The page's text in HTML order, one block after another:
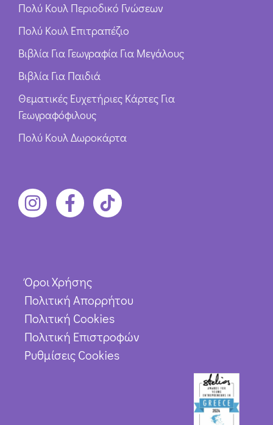
Πολύ Κουλ Περιοδικό Γνώσεων
Πολύ Κουλ Επιτραπέζιο
Βιβλία Για Γεωγραφία Για Μεγάλους
Βιβλία Για Παιδιά
Θεματικές Ευχετήριες Κάρτες Για
Γεωγραφόφιλους
Πολύ Κουλ Δωροκάρτα
Όροι Χρήσης
Πολιτική Απορρήτου
Πολιτική Cookies
Πολιτική Επιστροφών
Ρυθμίσεις Cookies